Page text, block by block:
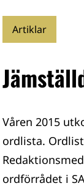
Artiklar
Våren 2015
ordlista.
ordförrådet i